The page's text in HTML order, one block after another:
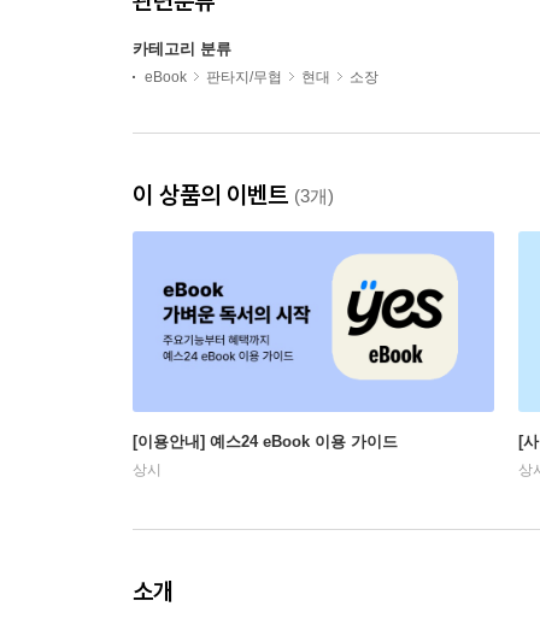
카테고리 분류
eBook 판타지/무협 현대 소장
이 상품의 이벤트 (3개)
[이용안내] 예스24 eBook 이용 가이드
상시
[
상
소개